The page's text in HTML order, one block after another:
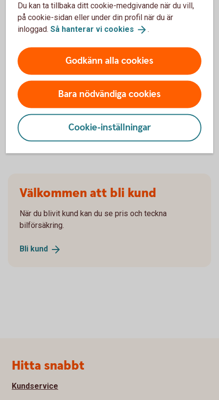
När slutar den tidigare ägarens försäkring att
gälla?
täcker bilförsäkringen då?
Gäller bilförsäkringen utanför Sverige?
Täcker försäkringen viltolyckor?
Vilka bilar har en vagnskadegaranti?
Välkommen att bli kund
När du blivit kund kan du se pris och teckna
bilförsäkring.
Bli kund
Du kan ta tillbaka ditt cookie-medgivande när du vill,
på cookie-sidan eller under din profil när du är
inloggad. Så hanterar vi cookies .
Godkänn alla cookies
Bara nödvändiga cookies
Cookie-inställningar
Sidfot
Hitta snabbt
Kundservice